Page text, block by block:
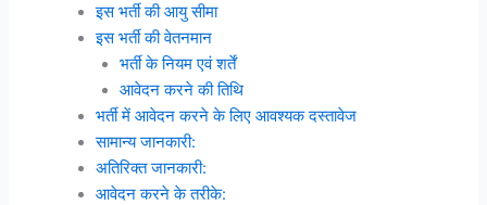
इस भर्ती की आयु सीमा
इस भर्ती की वेतनमान
भर्ती के नियम एवं शर्तें
आवेदन करने की तिथि
भर्ती में आवेदन करने के लिए आवश्यक दस्तावेज
सामान्य जानकारी:
अतिरिक्त जानकारी:
आवेदन करने के तरीके: